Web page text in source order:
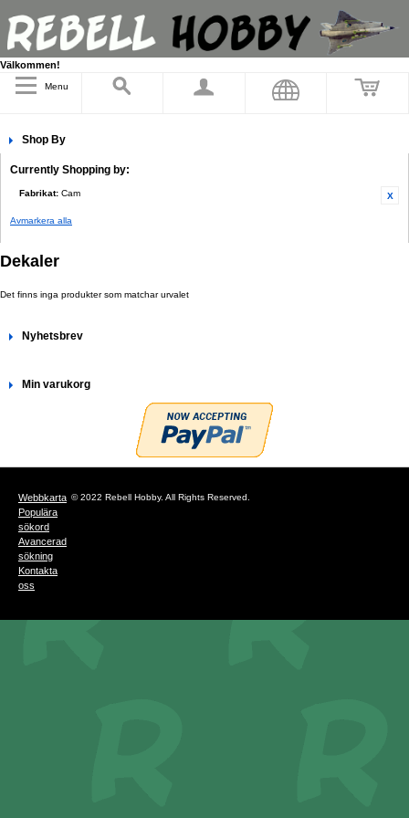
Välkommen!
Menu
Shop By
Currently Shopping by:
Fabrikat: Cam
Avmarkera alla
Dekaler
Det finns inga produkter som matchar urvalet
Nyhetsbrev
Min varukorg
Webbkarta
Populära
sökord
Avancerad
sökning
Kontakta
oss
© 2022 Rebell Hobby. All Rights Reserved.